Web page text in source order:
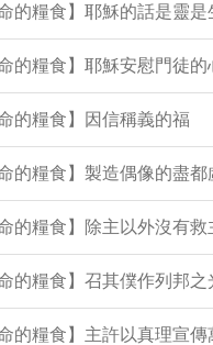
的糧食】耶穌的話是靈是
的糧食】耶穌安慰門徒的
的糧食】因信稱義的福
的糧食】製造偶像的盡都
的糧食】除主以外沒有救
的糧食】召其僕作列邦之
的糧食】主許以真理宣傳